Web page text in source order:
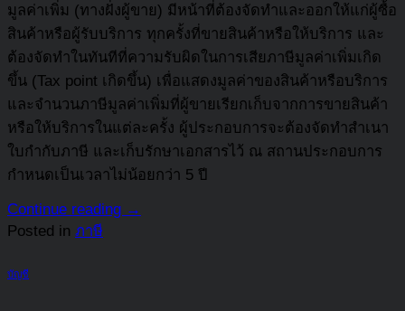
มูลค่าเพิ่ม (ทางฝั่งผู้ขาย) มีหน้าที่ต้องจัดทำและออกให้แก่ผู้ซื้อ
สินค้าหรือผู้รับบริการ ทุกครั้งที่ขายสินค้าหรือให้บริการ และ
ต้องจัดทำในทันทีที่ความรับผิดในการเสียภาษีมูลค่าเพิ่มเกิด
ขึ้น (Tax point เกิดขึ้น) เพื่อแสดงมูลค่าของสินค้าหรือบริการ
และจำนวนภาษีมูลค่าเพิ่มที่ผู้ขายเรียกเก็บจากการขายสินค้า
หรือให้บริการในแต่ละครั้ง ผู้ประกอบการจะต้องจัดทำสำเนา
ใบกำกับภาษี และเก็บรักษาเอกสารไว้ ณ สถานประกอบการ
กำหนดเป็นเวลาไม่น้อยกว่า 5 ปี
Continue reading →
Posted in ภาษี
บัญชี